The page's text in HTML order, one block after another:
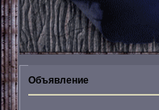
Объявление